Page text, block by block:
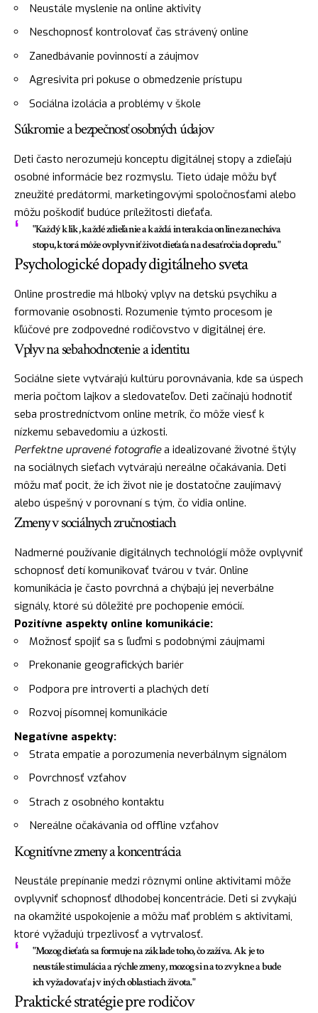
Neustále myslenie na online aktivity
Neschopnosť kontrolovať čas strávený online
Zanedbávanie povinností a záujmov
Agresivita pri pokuse o obmedzenie prístupu
Sociálna izolácia a problémy v škole
Súkromie a bezpečnosť osobných údajov
Deti často nerozumejú konceptu digitálnej stopy a zdieľajú
osobné informácie bez rozmyslu. Tieto údaje môžu byť
zneužité predátormi, marketingovými spoločnosťami alebo
môžu poškodiť budúce príležitosti dieťaťa.
"Každý klik, každé zdieľanie a každá interakcia online zanecháva
stopu, ktorá môže ovplyvniť život dieťaťa na desaťročia dopredu."
Psychologické dopady digitálneho sveta
Online prostredie má hlboký vplyv na detskú psychiku a
formovanie osobnosti. Rozumenie týmto procesom je
kľúčové pre zodpovedné rodičovstvo v digitálnej ére.
Vplyv na sebahodnotenie a identitu
Sociálne siete vytvárajú kultúru porovnávania, kde sa úspech
meria počtom lajkov a sledovateľov. Deti začínajú hodnotiť
seba prostredníctvom online metrík, čo môže viesť k
nízkemu sebavedomiu a úzkosti.
Perfektne upravené fotografiea idealizované životné štýly
na sociálnych sieťach vytvárajú nereálne očakávania. Deti
môžu mať pocit, že ich život nie je dostatočne zaujímavý
alebo úspešný v porovnaní s tým, čo vidia online.
Zmeny v sociálnych zručnostiach
Nadmerné používanie digitálnych technológií môže ovplyvniť
schopnosť detí komunikovať tvárou v tvár. Online
komunikácia je často povrchná a chýbajú jej neverbálne
signály, ktoré sú dôležité pre pochopenie emócií.
Pozitívne aspekty online komunikácie:
Možnosť spojiť sa s ľuďmi s podobnými záujmami
Prekonanie geografických bariér
Podpora pre introverti a plachých detí
Rozvoj písomnej komunikácie
Negatívne aspekty:
Strata empatie a porozumenia neverbálnym signálom
Povrchnosť vzťahov
Strach z osobného kontaktu
Nereálne očakávania od offline vzťahov
Kognitívne zmeny a koncentrácia
Neustále prepínanie medzi rôznymi online aktivitami môže
ovplyvniť schopnosť dlhodobej koncentrácie. Deti si zvykajú
na okamžité uspokojenie a môžu mať problém s aktivitami,
ktoré vyžadujú trpezlivosť a vytrvalosť.
"Mozog dieťaťa sa formuje na základe toho, čo zažíva. Ak je to
neustále stimulácia a rýchle zmeny, mozog si na to zvykne a bude
ich vyžadovať aj v iných oblastiach života."
Praktické stratégie pre rodičov